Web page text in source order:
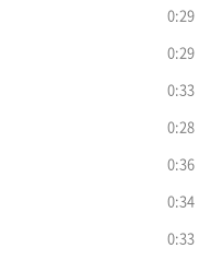
0:29
0:29
0:33
0:28
0:36
0:34
0:33